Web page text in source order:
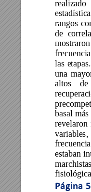
Página
realizado
rangos
de
mostraron
las etapas.
una
altos
de
basal más
revelaron
variables,
frecuencia
estaban
marchistas